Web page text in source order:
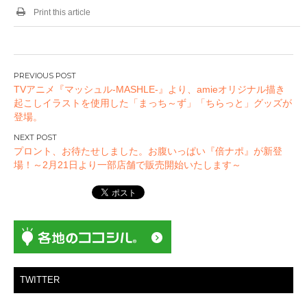
Print this article
投
稿
ナ
ビ
ゲ
ー
ン
TVアニメ『マッシュル-MASHLE-』より、amieオリジナル描き
起こしイラストを使用した「まっち～ず」「ちらっと」グッズが
登場。
プロント、お待たせしました。お腹いっぱい『倍ナポ』が新登
場！～2月21日より一部店舗で販売開始いたします～
TWITTER